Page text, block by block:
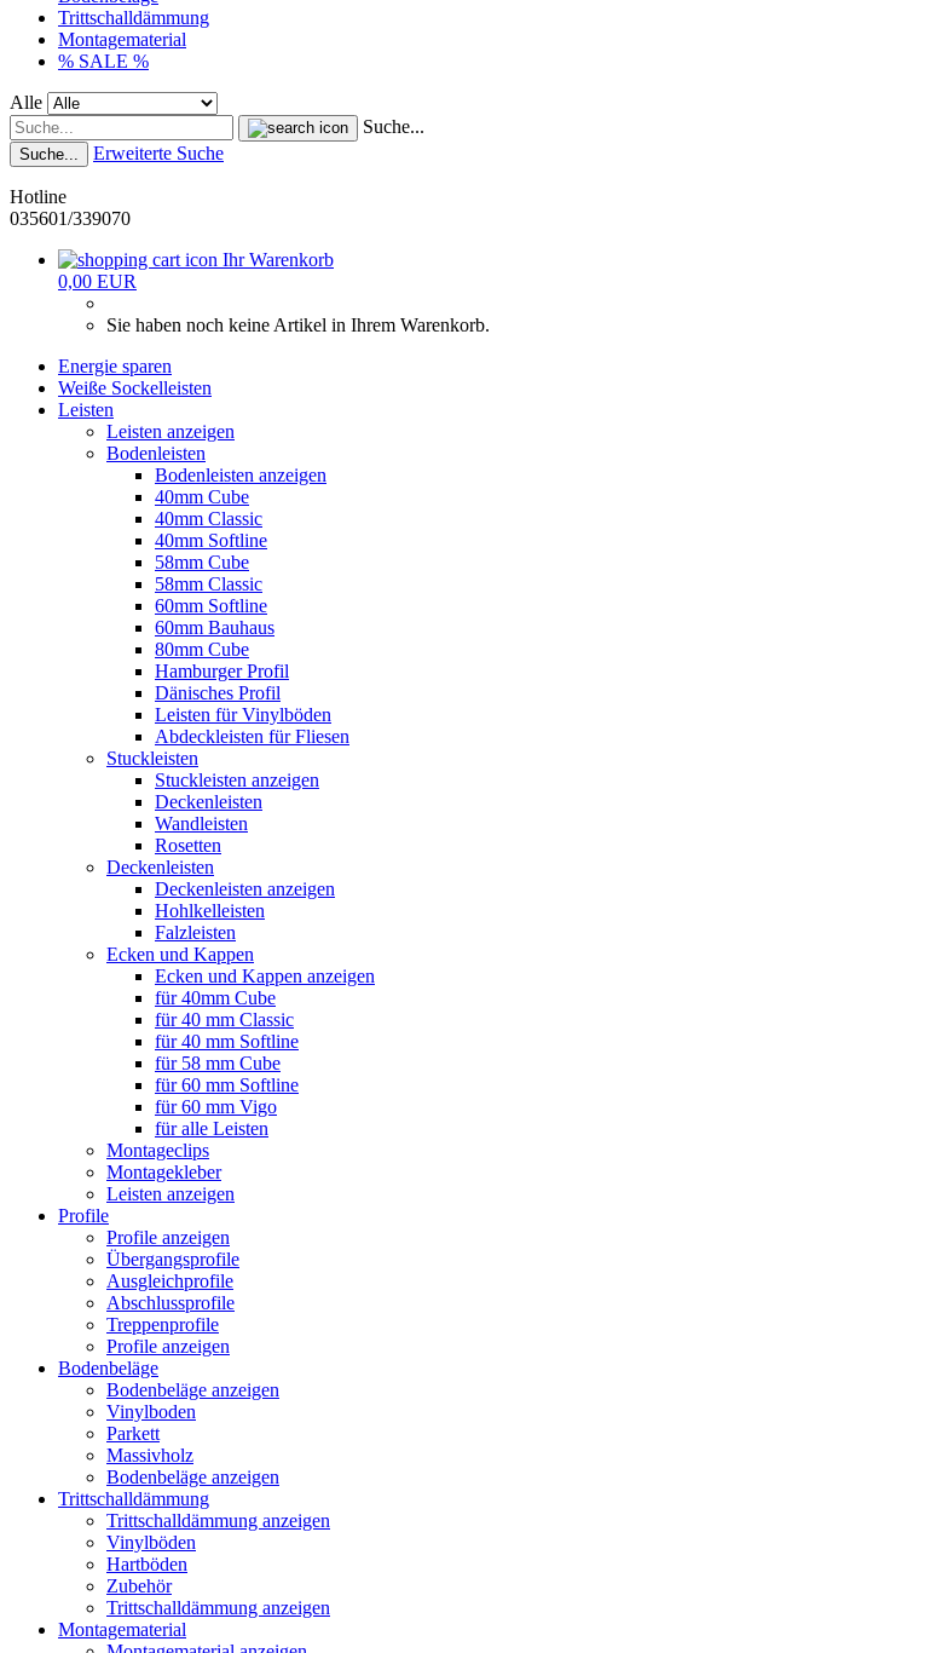
Trittschalldämmung
Montagematerial
% SALE %
Alle
Suche...
Suche... Erweiterte Suche
Hotline
035601/339070
Ihr Warenkorb
0,00 EUR
Sie haben noch keine Artikel in Ihrem Warenkorb.
Energie sparen
Weiße Sockelleisten
Leisten
Leisten anzeigen
Bodenleisten
Bodenleisten anzeigen
40mm Cube
40mm Classic
40mm Softline
58mm Cube
58mm Classic
60mm Softline
60mm Bauhaus
80mm Cube
Hamburger Profil
Dänisches Profil
Leisten für Vinylböden
Abdeckleisten für Fliesen
Stuckleisten
Stuckleisten anzeigen
Deckenleisten
Wandleisten
Rosetten
Deckenleisten
Deckenleisten anzeigen
Hohlkelleisten
Falzleisten
Ecken und Kappen
Ecken und Kappen anzeigen
für 40mm Cube
für 40 mm Classic
für 40 mm Softline
für 58 mm Cube
für 60 mm Softline
für 60 mm Vigo
für alle Leisten
Montageclips
Montagekleber
Leisten anzeigen
Profile
Profile anzeigen
Übergangsprofile
Ausgleichprofile
Abschlussprofile
Treppenprofile
Profile anzeigen
Bodenbeläge
Bodenbeläge anzeigen
Vinylboden
Parkett
Massivholz
Bodenbeläge anzeigen
Trittschalldämmung
Trittschalldämmung anzeigen
Vinylböden
Hartböden
Zubehör
Trittschalldämmung anzeigen
Montagematerial